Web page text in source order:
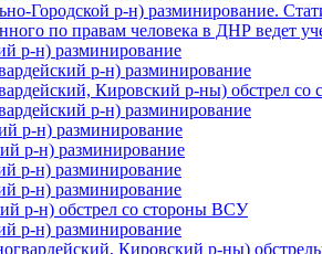
Городской р-н) разминирование.
по правам человека в ДНР ведет
р-н) разминирование
р-н) разминирование
Кировский р-ны) обстрел
р-н) разминирование
р-н) разминирование
р-н) разминирование
р-н) разминирование
р-н) разминирование
р-н) обстрел со стороны ВСУ
р-н) разминирование
Кировский р-ны)